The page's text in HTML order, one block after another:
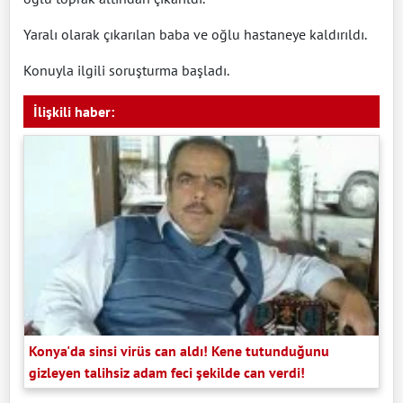
Yaralı olarak çıkarılan baba ve oğlu hastaneye kaldırıldı.
Konuyla ilgili soruşturma başladı.
İlişkili haber:
Konya'da sinsi virüs can aldı! Kene tutunduğunu
gizleyen talihsiz adam feci şekilde can verdi!